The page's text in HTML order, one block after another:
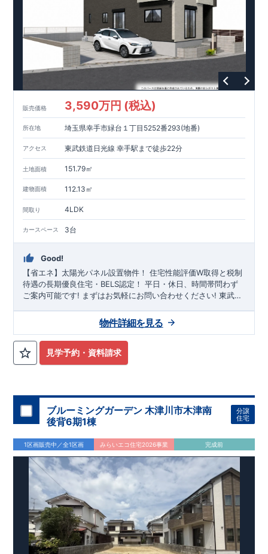
販売価格 3,590万円 (税込)
所在地 埼玉県幸手市緑台１丁目5252番293(地番)
アクセス 東武鉄道日光線 幸手駅まで徒歩22分
土地面積 151.79㎡
建物面積 112.13㎡
間取り 4LDK
カースペース 3台
Good!
【省エネ】太陽光パネル設置物件！ 住宅性能評価W取得と税制
待遇の長期優良住宅・BELS認定！ 平日・休日、時間帯問わず
ご案内可能です! まずはお気軽にお問い合わせください! 東武日
歩32分! お子様の通学も安心です♪ 敷地は、
』（内1台軽自動車）! 小学校、幼稚園、保育園、
スーパー、コンビニ、病院、公園など
山あります！​・小型自転車やベビーカーなど小物類まで玄関が
スッキリ片付く『玄関土間収納』
◆便利な設備！ ・掃除に便利な『バルコニー水栓』 ・雨の日
でも洗濯物が干せる『室内物干』 ・梅雨時や花粉の時期のお洗
濯も安心『浴室乾燥暖房機』
見学予約・資料請求
物件詳細を見る
ブルーミングガーデン 木津川市木津南
後背6期1棟
分譲
住宅
1区画販売中／全1区画 みらいエコ住宅2026事業 完成前